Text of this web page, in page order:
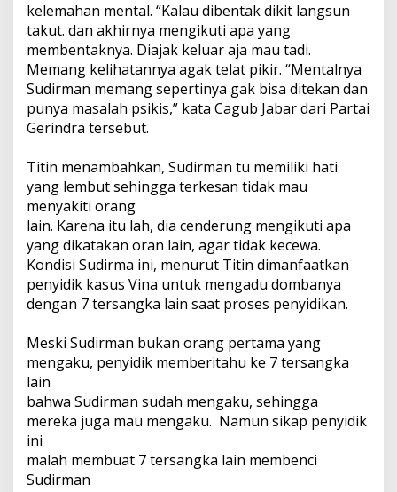
kelemahan mental. “Kalau dibentak dikit langsun
takut. dan akhirnya mengikuti apa yang
membentaknya. Diajak keluar aja mau tadi.
Memang kelihatannya agak telat pikir. “Mentalnya
Sudirman memang sepertinya gak bisa ditekan dan
punya masalah psikis,” kata Cagub Jabar dari Partai
Gerindra tersebut.
Titin menambahkan, Sudirman tu memiliki hati
yang lembut sehingga terkesan tidak mau
menyakiti orang
lain. Karena itu lah, dia cenderung mengikuti apa
yang dikatakan oran lain, agar tidak kecewa.
Kondisi Sudirma ini, menurut Titin dimanfaatkan
penyidik kasus Vina untuk mengadu dombanya
dengan 7 tersangka lain saat proses penyidikan.
Meski Sudirman bukan orang pertama yang
mengaku, penyidik memberitahu ke 7 tersangka
lain
bahwa Sudirman sudah mengaku, sehingga
mereka juga mau mengaku. Namun sikap penyidik
ini
malah membuat 7 tersangka lain membenci
Sudirman